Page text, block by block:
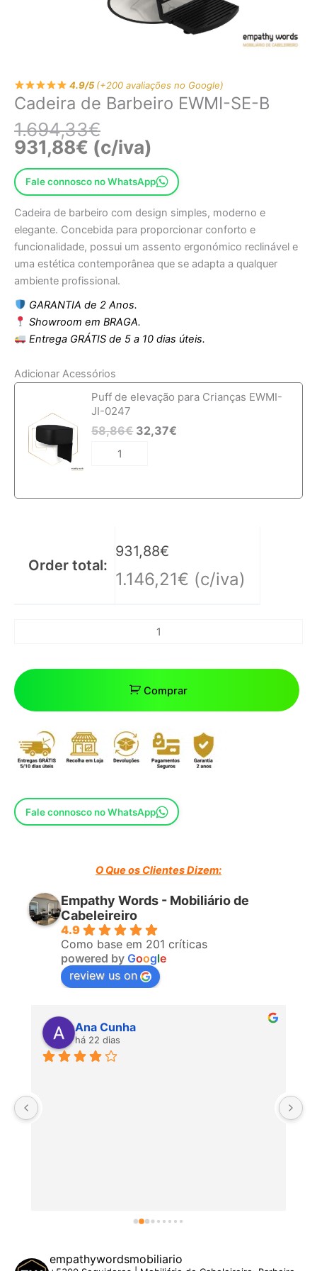
4.9/5(+200 avaliações no Google)
Cadeira de Barbeiro EWMI-SE-B
1.694,33€
931,88€ (c/iva)
Fale connosco no WhatsApp
Cadeira de barbeiro com design simples, moderno e
elegante. Concebida para proporcionar conforto e
funcionalidade, possui um assento ergonómico reclinável e
uma estética contemporânea que se adapta a qualquer
ambiente profissional.
GARANTIA de 2 Anos.
Showroom em BRAGA.
Entrega GRÁTIS de 5 a 10 dias úteis.
Adicionar Acessórios
Puff de elevação para Crianças EWMI-
JI-0247
58,86€ 32,37€
Quantidade
de
Cadeira
de
Barbeiro
EWMI-
Order total:
931,88€
1.146,21€ (c/iva)
Comprar
Fale connosco no WhatsApp
O Que os Clientes Dizem:
Empathy Words - Mobiliário de
Cabeleireiro
4.9
Como base em 201 críticas
powered by Google
review us on
Ana Cunha
há 22 dias
empathywordsmobiliario